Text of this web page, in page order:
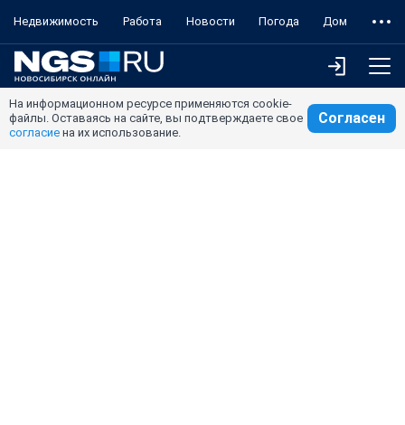
Недвижимость Работа Новости Погода Дом
На информационном ресурсе применяются cookie-
файлы. Оставаясь на сайте, вы подтверждаете свое
согласие на их использование.
Согласен